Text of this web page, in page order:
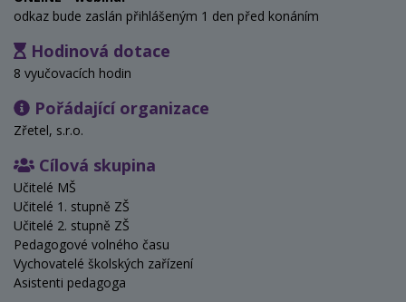
odkaz bude zaslán přihlášeným 1 den před konáním
Hodinová dotace
8 vyučovacích hodin
Pořádající organizace
Zřetel, s.r.o.
Cílová skupina
Učitelé MŠ
Učitelé 1. stupně ZŠ
Učitelé 2. stupně ZŠ
Pedagogové volného času
Vychovatelé školských zařízení
Asistenti pedagoga